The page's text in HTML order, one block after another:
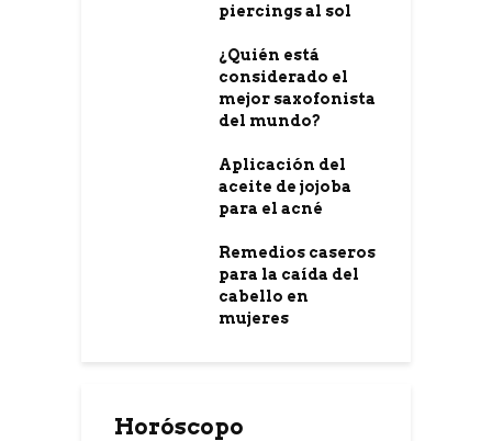
piercings al sol
¿Quién está
considerado el
mejor saxofonista
del mundo?
Aplicación del
aceite de jojoba
para el acné
Remedios caseros
para la caída del
cabello en
mujeres
Horóscopo